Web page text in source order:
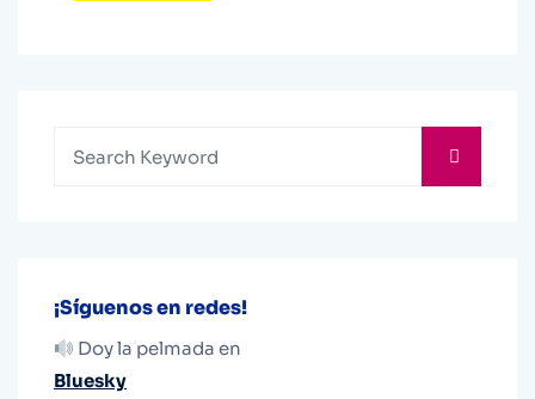
¡Síguenos en redes!
Doy la pelmada en
Bluesky